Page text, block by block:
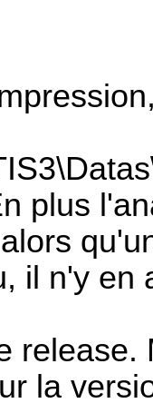
plus
il n'y en
la